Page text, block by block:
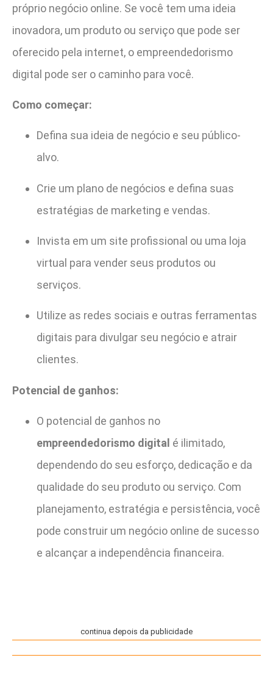
próprio negócio online. Se você tem uma ideia
inovadora, um produto ou serviço que pode ser
oferecido pela internet, o empreendedorismo
digital pode ser o caminho para você.
Como começar:
Defina sua ideia de negócio e seu público-
alvo.
Crie um plano de negócios e defina suas
estratégias de marketing e vendas.
Invista em um site profissional ou uma loja
virtual para vender seus produtos ou
serviços.
Utilize as redes sociais e outras ferramentas
digitais para divulgar seu negócio e atrair
clientes.
Potencial de ganhos:
O potencial de ganhos no
empreendedorismo digital é ilimitado,
dependendo do seu esforço, dedicação e da
qualidade do seu produto ou serviço. Com
planejamento, estratégia e persistência, você
pode construir um negócio online de sucesso
e alcançar a independência financeira.
continua depois da publicidade